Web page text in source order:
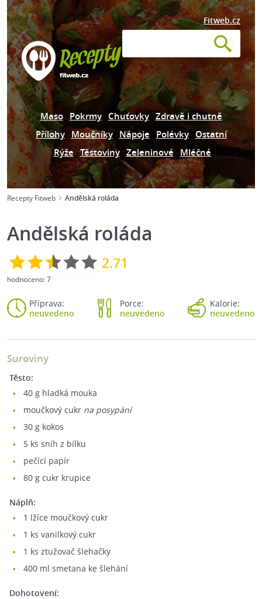
Fitweb.cz
Maso Pokrmy Chuťovky Zdravě i chutně
Přílohy Moučníky Nápoje Polévky Ostatní
Rýže Těstoviny Zeleninové Mléčné
Recepty Fitweb Andělská roláda
Andělská roláda
2.71
hodnoceno:7
Příprava:
neuvedeno
Porce:
neuvedeno
Kalorie:
neuvedeno
Suroviny
Těsto:
40 g hladká mouka
moučkový cukr na posypání
30 g kokos
5 ks sníh z bílku
pečící papír
80 g cukr krupice
Náplň:
1 lžíce moučkový cukr
1 ks vanilkový cukr
1 ks ztužovač šlehačky
400 ml smetana ke šlehání
Dohotovení: